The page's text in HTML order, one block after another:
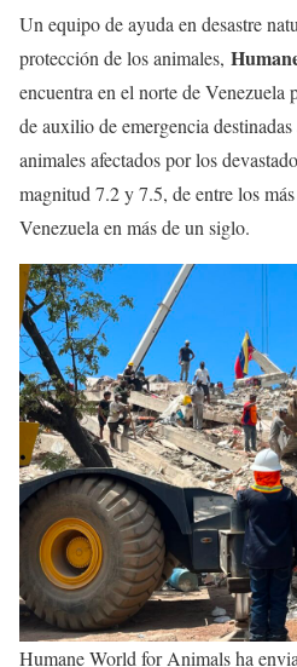
Un equipo de ayuda en desastre
protección de los animales,
encuentra en el norte de Venezuela
de auxilio de emergencia
animales afectados por los
magnitud 7.2 y 7.5, de entre los
Venezuela en más de un siglo.
Humane World for Animals ha